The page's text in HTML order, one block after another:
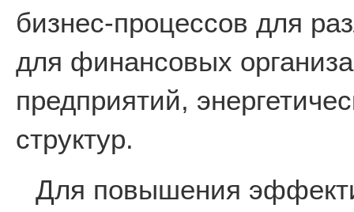
бизнес-процессов для
для финансовых
предприятий,
структур.
Для повышения